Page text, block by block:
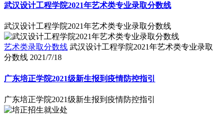
武汉设计工程学院2021年艺术类专业录取分数线
武汉设计工程学院2021年艺术类专业录取分数线
艺术类录取分数线 武汉设计工程学院2021年艺术类专业录取
分数线 2021/7/18
广东培正学院2021级新生报到疫情防控指引
广东培正学院2021级新生报到疫情防控指引